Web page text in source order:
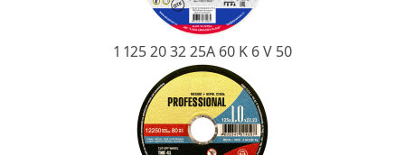
1 125 20 32 25А 60 K 6 V 50